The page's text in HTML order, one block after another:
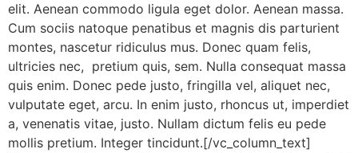
elit. Aenean commodo ligula eget dolor. Aenean massa.
Cum sociis natoque penatibus et magnis dis parturient
montes, nascetur ridiculus mus. Donec quam felis,
ultricies nec, pretium quis, sem. Nulla consequat massa
quis enim. Donec pede justo, fringilla vel, aliquet nec,
vulputate eget, arcu. In enim justo, rhoncus ut, imperdiet
a, venenatis vitae, justo. Nullam dictum felis eu pede
mollis pretium. Integer tincidunt.[/vc_column_text]